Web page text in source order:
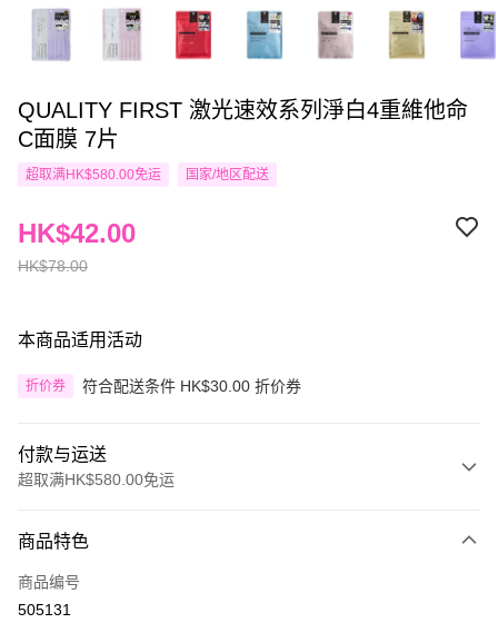
QUALITY FIRST 激光速效系列淨白4重維他命
C面膜 7片
超取满HK$580.00免运 国家/地区配送
HK$78.00
HK$42.00
本商品适用活动
折价券 符合配送条件 HK$30.00 折价券
付款与运送
超取满HK$580.00免运
信用卡
Apple Pay
商品特色
商品编号
505131